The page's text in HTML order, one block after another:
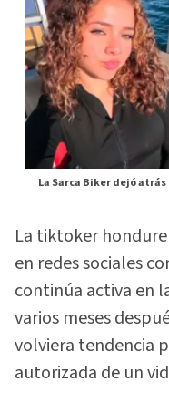
La Sarca Biker dejó
La tiktoker
en redes sociales
continúa activa en
varios meses
volviera tendencia
autorizada de un